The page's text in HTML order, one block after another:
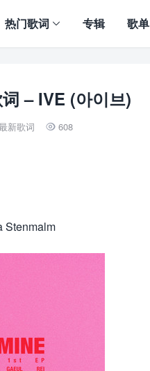
热门歌词 专辑 歌单
– IVE (아이브)
新歌词  608
Stenmalm